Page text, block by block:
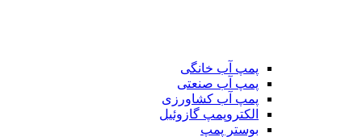
پمپ آب خانگی
پمپ آب صنعتی
پمپ آب کشاورزی
الکتروپمپ گازوئیل
بوستر پمپ